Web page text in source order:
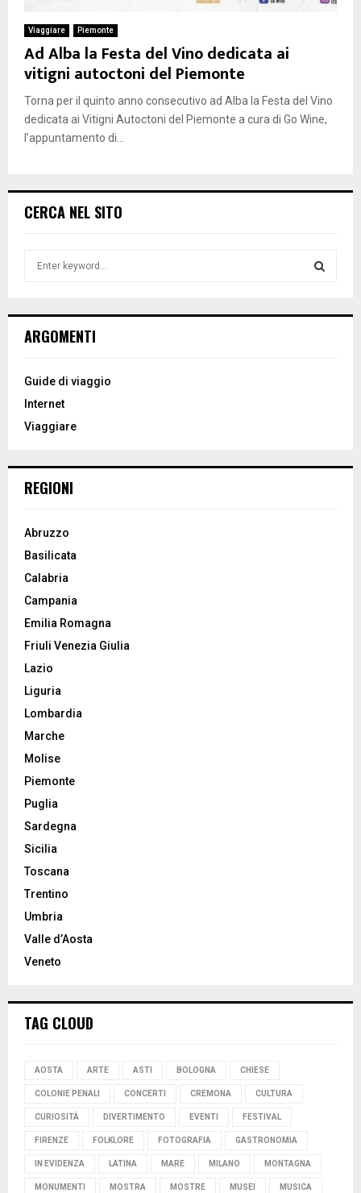
Viaggiare Piemonte
Ad Alba la Festa del Vino dedicata ai
vitigni autoctoni del Piemonte
Torna per il quinto anno consecutivo ad Alba la Festa del Vino
dedicata ai Vitigni Autoctoni del Piemonte a cura di Go Wine,
l’appuntamento di...
CERCA NEL SITO
h
o
:
ARGOMENTI
Guide di viaggio
Internet
Viaggiare
REGIONI
Abruzzo
Basilicata
Calabria
Campania
Emilia Romagna
Friuli Venezia Giulia
Lazio
Liguria
Lombardia
Marche
Molise
Piemonte
Puglia
Sardegna
Sicilia
Toscana
Trentino
Umbria
Valle d’Aosta
Veneto
TAG CLOUD
AOSTA ARTE ASTI BOLOGNA CHIESE
COLONIE PENALI CONCERTI CREMONA CULTURA
CURIOSITÀ DIVERTIMENTO EVENTI FESTIVAL
FIRENZE FOLKLORE FOTOGRAFIA GASTRONOMIA
IN EVIDENZA LATINA MARE MILANO MONTAGNA
MONUMENTI MOSTRA MOSTRE MUSEI MUSICA